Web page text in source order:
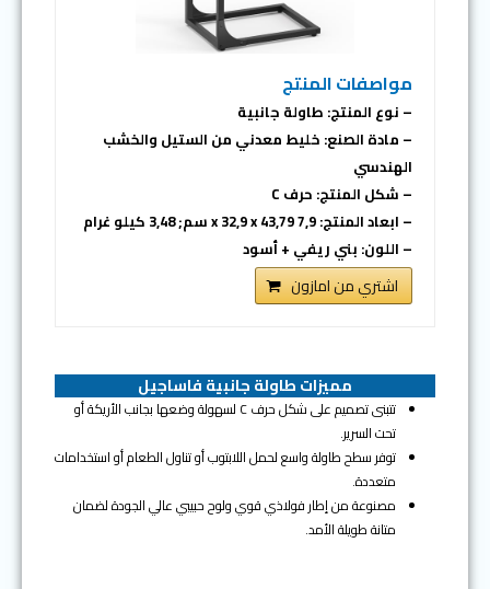
مواصفات المنتج
– نوع المنتج: طاولة جانبية
– مادة الصنع: خليط معدني من الستيل والخشب
الهندسي
– شكل المنتج: حرف C
– ابعاد المنتج: 7,9 x 32,9 x 43,79 سم; 3,48 كيلو غرام
– اللون: بني ريفي + أسود
اشتري من امازون
مميزات طاولة جانبية فاساجيل
تتبنى تصميم على شكل حرف C لسهولة وضعها بجانب الأريكة أو
تحت السرير.
توفر سطح طاولة واسع لحمل اللابتوب أو تناول الطعام أو استخدامات
متعددة.
مصنوعة من إطار فولاذي قوي ولوح حبيبي عالي الجودة لضمان
متانة طويلة الأمد.